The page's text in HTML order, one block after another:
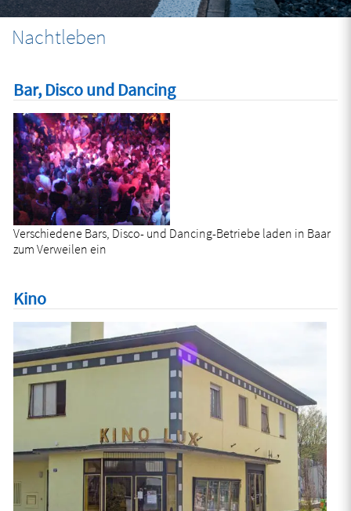
Nachtleben
Bar, Disco und Dancing
Verschiedene Bars, Disco- und Dancing-Betriebe laden in Baar
zum Verweilen ein
Kino